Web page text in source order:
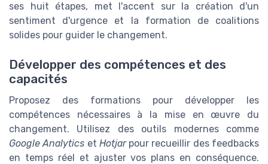
ses huit étapes, met l'accent sur la création d'un
sentiment d'urgence et la formation de coalitions
solides pour guider le changement.
Développer des compétences et des
capacités
Proposez des formations pour développer les
compétences nécessaires à la mise en œuvre du
changement. Utilisez des outils modernes comme
Google Analytics et Hotjarpour recueillir des feedbacks
en temps réel et ajuster vos plans en conséquence.